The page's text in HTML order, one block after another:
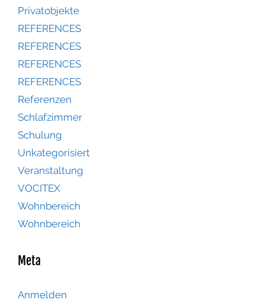
Privatobjekte
REFERENCES
REFERENCES
REFERENCES
REFERENCES
Referenzen
Schlafzimmer
Schulung
Unkategorisiert
Veranstaltung
VOCITEX
Wohnbereich
Wohnbereich
Meta
Anmelden